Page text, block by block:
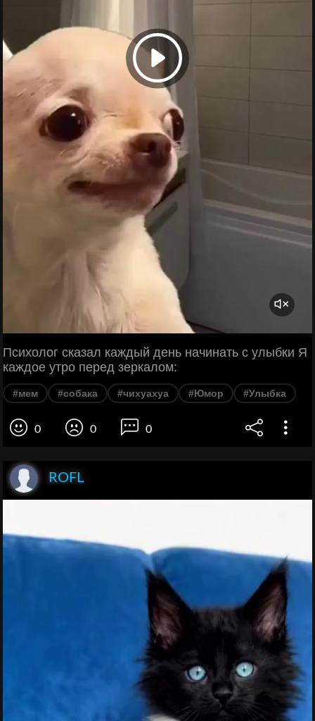
Психолог сказал каждый день начинать с улыбки Я
каждое утро перед зеркалом:
#мем #собака #чихуахуа #Юмор #Улыбка
0 0 0
ROFL